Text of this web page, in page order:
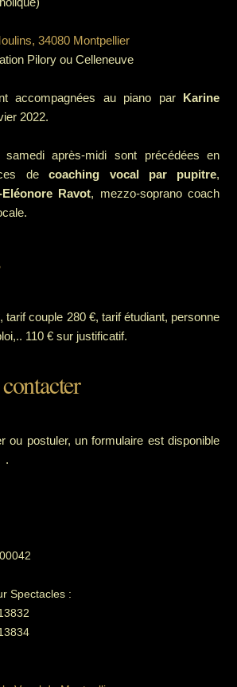
34080 Montpellier
Pilory ou Celleneuve
accompagnées au piano par Karine
2022.
après-midi sont précédées en
decoaching vocal par pupitre,
Eléonore Ravot, mezzo-soprano coach
tarif couple 280 €, tarif étudiant, personne
110 € sur justificatif.
ou postuler, un formulaire est disponible
.
Spectacles :